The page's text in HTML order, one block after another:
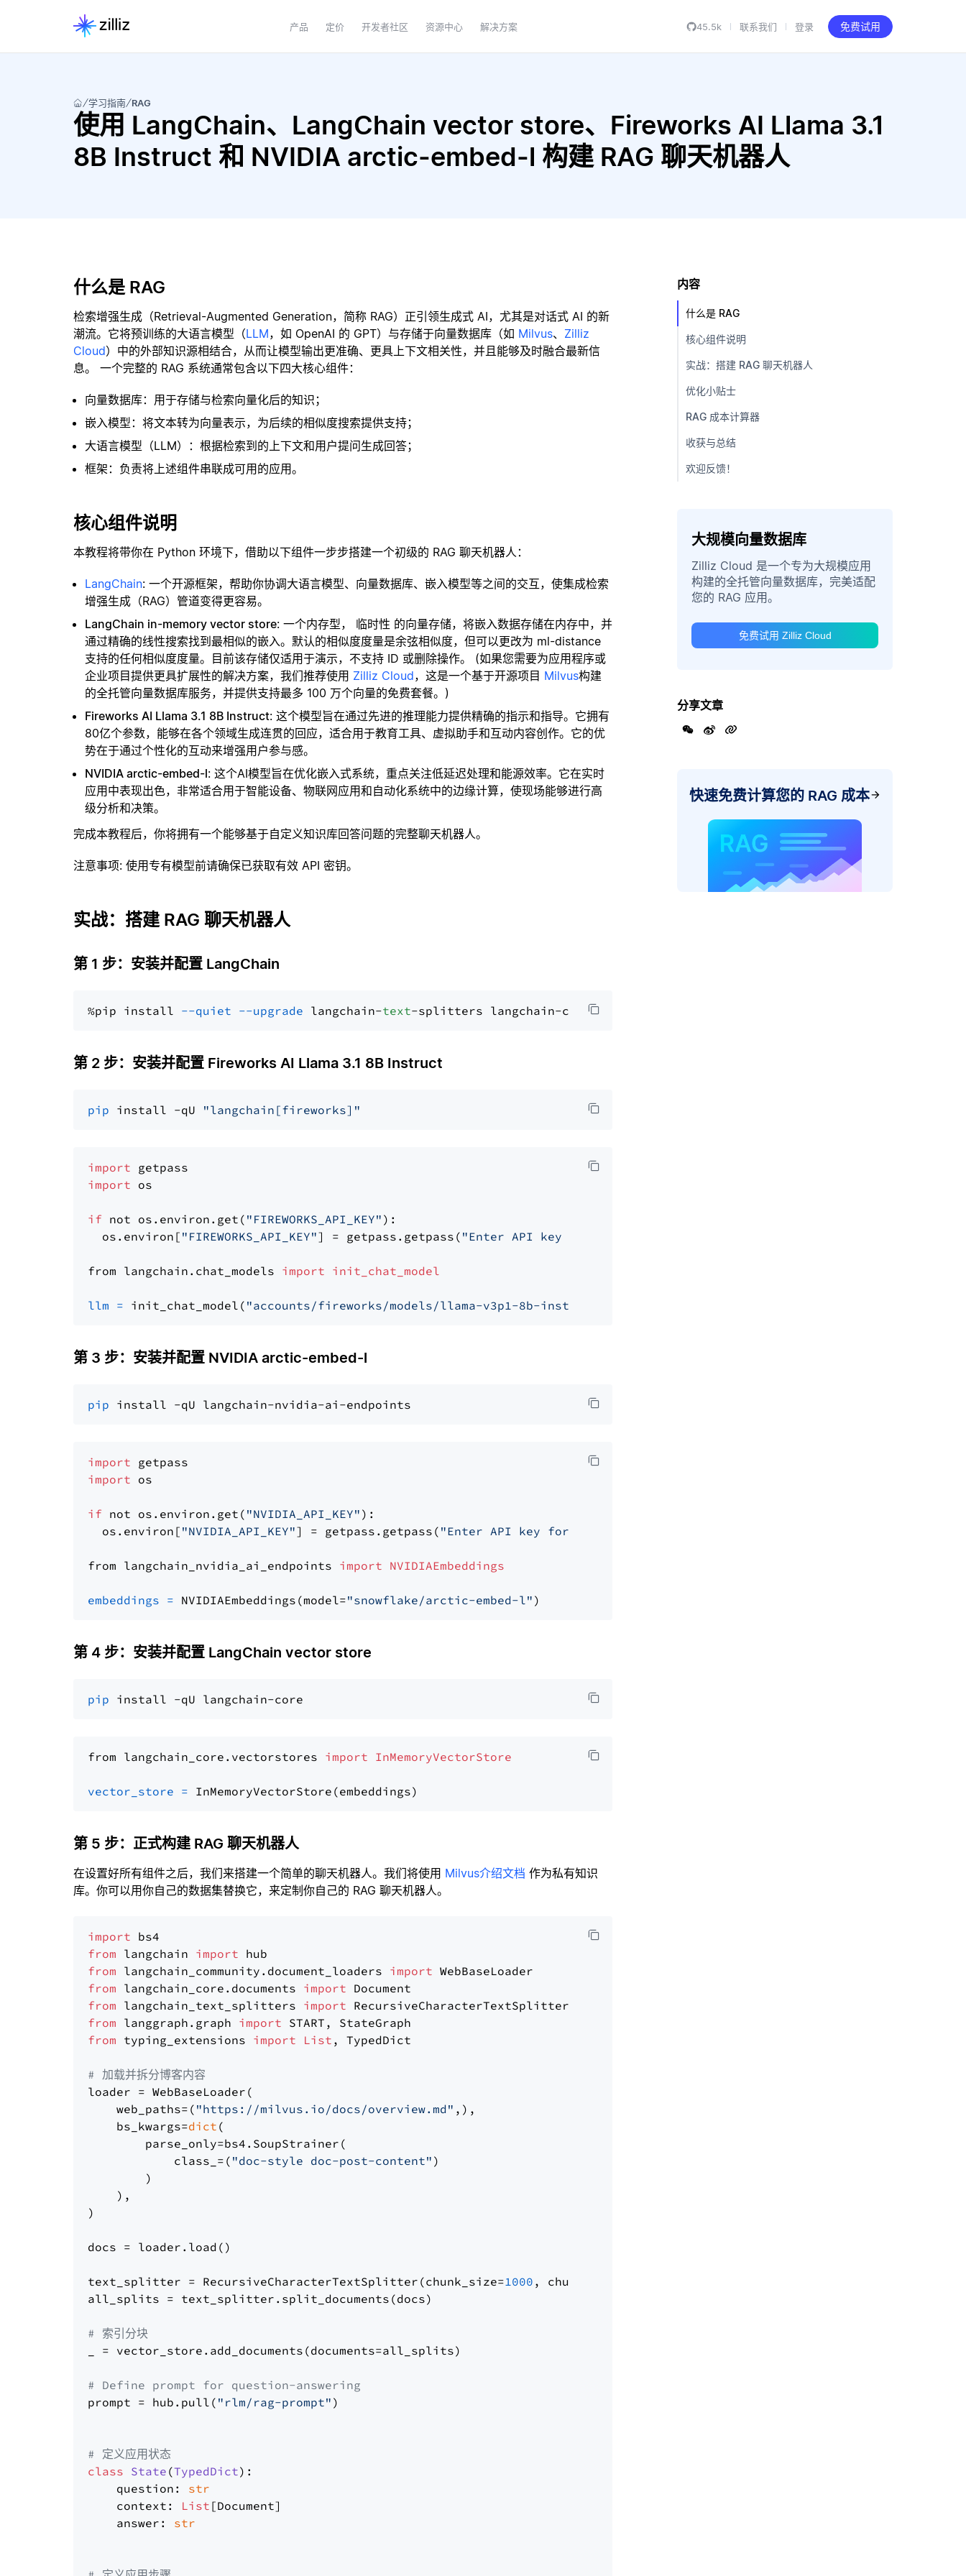
产品 定价 开发者社区 资源中心 解决方案 45.5k 联系我们 登录 免费试用
学习指南 RAG
使用 LangChain、LangChain vector store、Fireworks AI Llama 3.1
8B Instruct 和 NVIDIA arctic-embed-l 构建 RAG 聊天机器人
什么是 RAG
检索增强生成（Retrieval-Augmented Generation，简称 RAG）正引领生成式 AI，尤其是对话式 AI 的新
潮流。它将预训练的大语言模型（LLM，如 OpenAI 的 GPT）与存储于向量数据库（如 Milvus、 Zilliz
Cloud）中的外部知识源相结合，从而让模型输出更准确、更具上下文相关性，并且能够及时融合最新信
息。 一个完整的 RAG 系统通常包含以下四大核心组件：
向量数据库：用于存储与检索向量化后的知识；
嵌入模型：将文本转为向量表示，为后续的相似度搜索提供支持；
大语言模型（LLM）：根据检索到的上下文和用户提问生成回答；
框架：负责将上述组件串联成可用的应用。
核心组件说明
本教程将带你在 Python 环境下，借助以下组件一步步搭建一个初级的 RAG 聊天机器人：
LangChain: 一个开源框架，帮助你协调大语言模型、向量数据库、嵌入模型等之间的交互，使集成检索
增强生成（RAG）管道变得更容易。
LangChain in-memory vector store: 一个内存型， 临时性 的向量存储，将嵌入数据存储在内存中，并
通过精确的线性搜索找到最相似的嵌入。默认的相似度度量是余弦相似度，但可以更改为 ml-distance
支持的任何相似度度量。目前该存储仅适用于演示，不支持 ID 或删除操作。 (如果您需要为应用程序或
企业项目提供更具扩展性的解决方案，我们推荐使用 Zilliz Cloud，这是一个基于开源项目 Milvus构建
的全托管向量数据库服务，并提供支持最多 100 万个向量的免费套餐。)
Fireworks AI Llama 3.1 8B Instruct: 这个模型旨在通过先进的推理能力提供精确的指示和指导。它拥有
80亿个参数，能够在各个领域生成连贯的回应，适合用于教育工具、虚拟助手和互动内容创作。它的优
势在于通过个性化的互动来增强用户参与感。
NVIDIA arctic-embed-l: 这个AI模型旨在优化嵌入式系统，重点关注低延迟处理和能源效率。它在实时
应用中表现出色，非常适合用于智能设备、物联网应用和自动化系统中的边缘计算，使现场能够进行高
级分析和决策。
完成本教程后，你将拥有一个能够基于自定义知识库回答问题的完整聊天机器人。
注意事项: 使用专有模型前请确保已获取有效 API 密钥。
实战：搭建 RAG 聊天机器人
第 1 步：安装并配置 LangChain
%pip install --quiet --upgrade langchain-text
第 2 步：安装并配置 Fireworks AI Llama 3.1 8B Instruct
pip install -qU "langchain[fireworks]"
import
import os
if not os.environ.get( "FIREWORKS_API_KEY" ):
  os.environ[
"FIREWORKS_API_KEY"] = getpass.getpass( "Enter API key for Fireworks AI: "
from langchain.chat_models import init_chat_model
llm = init_chat_model( "accounts/fireworks/models/llama-v3p1-8b-instruct"
第 3 步：安装并配置 NVIDIA arctic-embed-l
pip
import
import os
if not os.environ.get( "NVIDIA_API_KEY" ):
  os.environ[
"NVIDIA_API_KEY"] = getpass.getpass( "Enter API key for NVIDIA: "
from langchain_nvidia_ai_endpoints import NVIDIAEmbeddings
embeddings = NVIDIAEmbeddings(model="snowflake/arctic-embed-l"
第 4 步：安装并配置 LangChain vector store
pip
from langchain_core.vectorstores import InMemoryVectorStore
vector_store =
第 5 步：正式构建 RAG 聊天机器人
在设置好所有组件之后，我们来搭建一个简单的聊天机器人。我们将使用 Milvus介绍文档 作为私有知识
库。你可以用你自己的数据集替换它，来定制你自己的 RAG 聊天机器人。
import
from langchain import
from langchain_community.document_loaders import
from langchain_core.documents import
from langchain_text_splitters import
from langgraph.graph import
from typing_extensions import List , TypedDict
# 加载并拆分博客内容
loader = WebBaseLoader(
    web_paths=(
"https://milvus.io/docs/overview.md" ,),
    bs_kwargs=
dict (
        parse_only=bs4.SoupStrainer(
            class_=(
"doc-style doc-post-content" )
        )
    ),
)
docs = loader.load()
text_splitter = RecursiveCharacterTextSplitter(chunk_size=1000 , chunk_overlap=
all_splits = text_splitter.split_documents(docs)
# 索引分块
_ = vector_store.add_documents(documents=all_splits)
# Define prompt for question-answering
prompt = hub.pull( "rlm/rag-prompt" )
# 定义应用状态
class State (TypedDict):
    question:
str
    context:
List [Document]
    answer:
str
内容
什么是 RAG
核心组件说明
实战：搭建 RAG 聊天机器人
优化小贴士
RAG 成本计算器
收获与总结
欢迎反馈！
大规模向量数据库
Zilliz Cloud 是一个专为大规模应用
构建的全托管向量数据库，完美适配
您的 RAG 应用。
免费试用 Zilliz Cloud
分享文章
快速免费计算您的 RAG 成本